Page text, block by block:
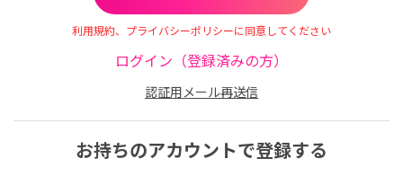
利用規約、プライバシーポリシーに同意してください
ログイン（登録済みの方）
認証用メール再送信
お持ちのアカウントで登録する